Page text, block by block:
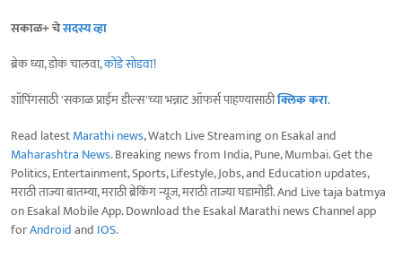
सकाळ+ चेसदस्य व्हा
ब्रेक घ्या, डोकं चालवा,कोडे सोडवा!
शॉपिंगसाठी 'सकाळ प्राईम डील्स'च्या भन्नाट ऑफर्स पाहण्यासाठीक्लिक करा.
Read latestMarathi news, Watch Live Streaming on Esakal and
Maharashtra News. Breaking news from India, Pune, Mumbai. Get the
Politics, Entertainment, Sports, Lifestyle, Jobs, and Education updates,
मराठी ताज्या बातम्या, मराठी ब्रेकिंग न्यूज, मराठी ताज्या घडामोडी. And Live taja batmya
on Esakal Mobile App. Download the Esakal Marathi news Channel app
forAndroidand IOS.